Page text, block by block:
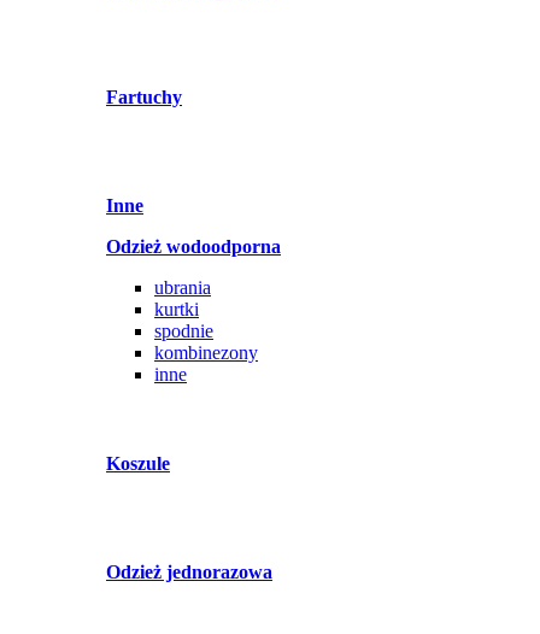
Fartuchy
Inne
Odzież wodoodporna
ubrania
kurtki
spodnie
kombinezony
inne
Koszule
Odzież jednorazowa